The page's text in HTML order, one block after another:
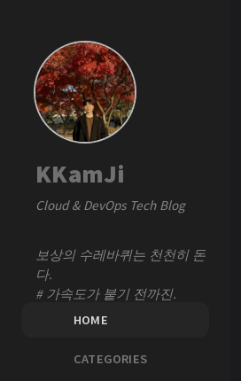
KKamJi
Cloud & DevOps Tech Blog
보상의 수레바퀴는 천천히 돈
다.
# 가속도가 붙기 전까진.
HOME
CATEGORIES